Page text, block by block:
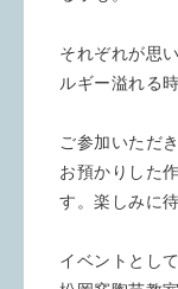
それぞれが思
ルギー溢れる
ご参加いただ
お預かりした
す。楽しみに
イベントとし